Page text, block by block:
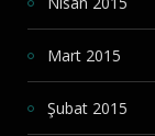
Mart 2015
Şubat 2015